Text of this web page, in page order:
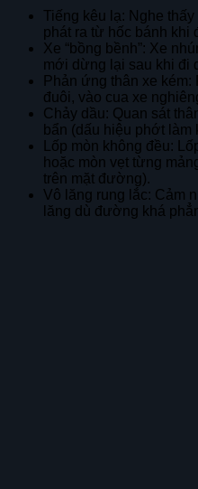
Tiếng kêu lạ: Nghe thấy
phát ra từ hốc bánh khi
Xe “bồng bềnh”: Xe
mới dừng lại sau khi đi
Phản ứng thân xe kém:
đuôi, vào cua xe
Chảy dầu: Quan sát
bẩn (dấu hiệu phớt làm
Lốp mòn không đều:
hoặc mòn vẹt từng
trên mặt đường).
Vô lăng rung lắc: Cảm
lăng dù đường khá